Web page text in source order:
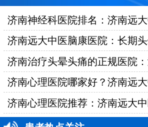
济南神经科医院排名：济南远大
济南远大中医脑康医院：长期头
济南治疗头晕头痛的正规医院：
济南心理医院哪家好？济南远大
济南心理医院推荐：济南远大中